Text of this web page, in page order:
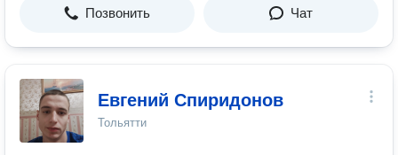
Позвонить Чат
Евгений Спиридонов
Тольятти